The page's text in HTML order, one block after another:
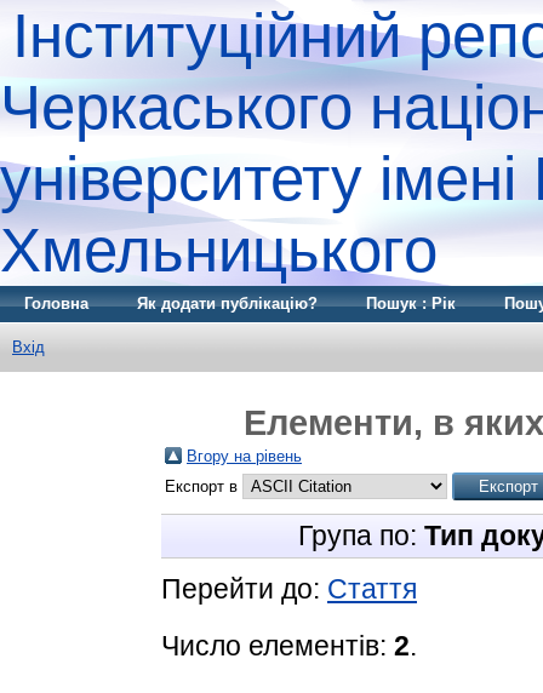
Інституційний
Черкаського
університету
Хмельницького
Головна Як додати публікацію? Пошук : Рік
Вхід
Елементи, в
Вгору на рівень
Експорт в
Група по: Тип
Перейти до: Стаття
Число елементів: 2.